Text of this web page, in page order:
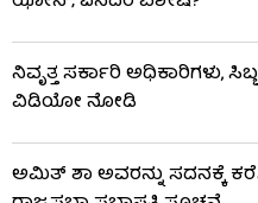
ನಿವೃತ್ತ ಸರ್ಕಾರಿ ಅಧಿಕಾರಿಗಳು,
ವಿಡಿಯೋ ನೋಡಿ
ಅಮಿತ್ ಶಾ ಅವರನ್ನು ಸದನಕ್ಕೆ